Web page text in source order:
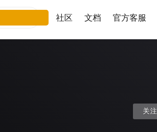
社区 文档 官方客服
关注